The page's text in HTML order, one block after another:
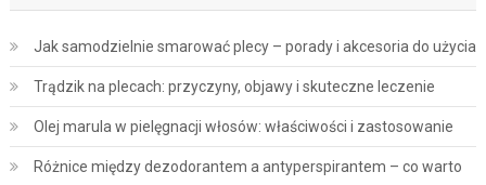
Jak samodzielnie smarować plecy – porady i akcesoria do użycia
Trądzik na plecach: przyczyny, objawy i skuteczne leczenie
Olej marula w pielęgnacji włosów: właściwości i zastosowanie
Różnice między dezodorantem a antyperspirantem – co warto